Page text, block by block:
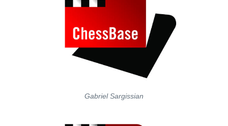
Gabriel Sargissian